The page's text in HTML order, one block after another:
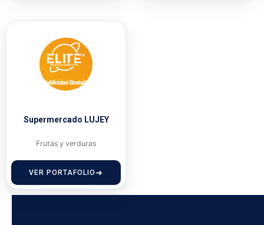
Supermercado LUJEY
Frutas y verduras
VER PORTAFOLIO